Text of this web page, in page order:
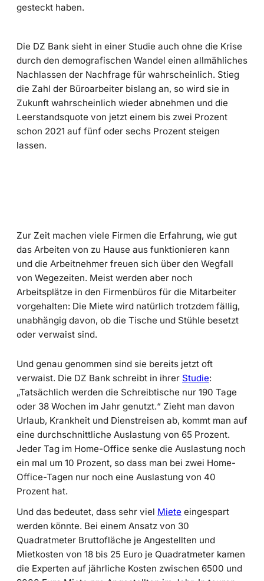
gesteckt haben.
Die DZ Bank sieht in einer Studie auch ohne die Krise
durch den demografischen Wandel einen allmähliches
Nachlassen der Nachfrage für wahrscheinlich. Stieg
die Zahl der Büroarbeiter bislang an, so wird sie in
Zukunft wahrscheinlich wieder abnehmen und die
Leerstandsquote von jetzt einem bis zwei Prozent
schon 2021 auf fünf oder sechs Prozent steigen
lassen.
Zur Zeit machen viele Firmen die Erfahrung, wie gut
das Arbeiten von zu Hause aus funktionieren kann
und die Arbeitnehmer freuen sich über den Wegfall
von Wegezeiten. Meist werden aber noch
Arbeitsplätze in den Firmenbüros für die Mitarbeiter
vorgehalten: Die Miete wird natürlich trotzdem fällig,
unabhängig davon, ob die Tische und Stühle besetzt
oder verwaist sind.
Und genau genommen sind sie bereits jetzt oft
verwaist. Die DZ Bank schreibt in ihrer Studie:
„Tatsächlich werden die Schreibtische nur 190 Tage
oder 38 Wochen im Jahr genutzt.“ Zieht man davon
Urlaub, Krankheit und Dienstreisen ab, kommt man auf
eine durchschnittliche Auslastung von 65 Prozent.
Jeder Tag im Home-Office senke die Auslastung noch
ein mal um 10 Prozent, so dass man bei zwei Home-
Office-Tagen nur noch eine Auslastung von 40
Prozent hat.
Und das bedeutet, dass sehr viel Miete eingespart
werden könnte. Bei einem Ansatz von 30
Quadratmeter Bruttofläche je Angestellten und
Mietkosten von 18 bis 25 Euro je Quadratmeter kamen
die Experten auf jährliche Kosten zwischen 6500 und